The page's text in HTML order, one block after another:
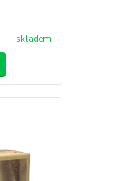
skladem